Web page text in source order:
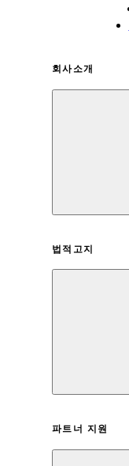
회사소개
법적고지
파트너 지원